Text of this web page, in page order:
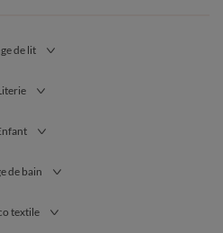
de lit
de bain
textile